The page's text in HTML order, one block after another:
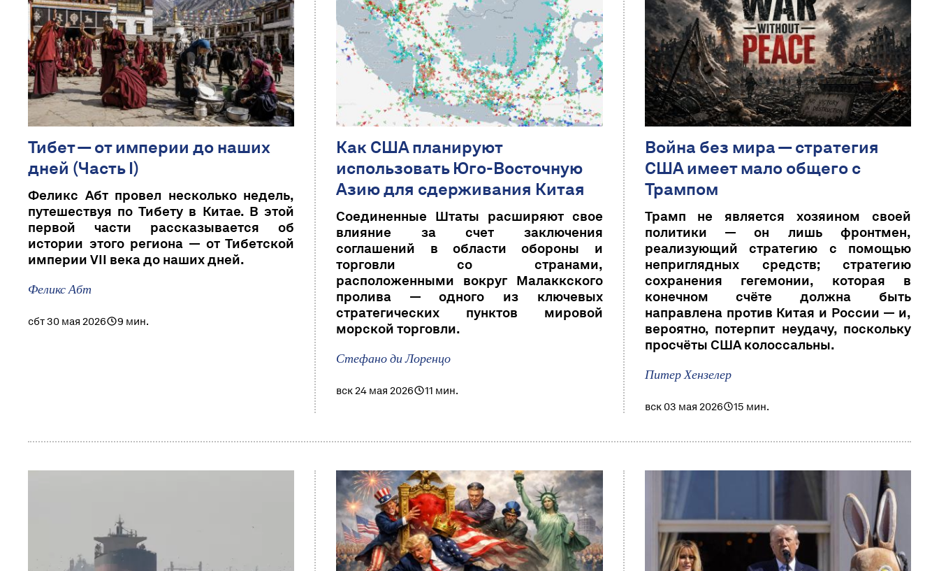
Тибет — от империи до наших
дней (Часть I)
Феликс Абт провел несколько недель,
путешествуя по Тибету в Китае. В этой
первой части рассказывается об
истории этого региона — от Тибетской
империи VII века до наших дней.
Феликс Абт
сбт 30 мая 2026 9 мин.
Как США планируют
использовать Юго-Восточную
Азию для сдерживания Китая
Соединенные Штаты расширяют свое
влияние за счет заключения
соглашений в области обороны и
торговли со странами,
расположенными вокруг Малаккского
пролива — одного из ключевых
стратегических пунктов мировой
морской торговли.
Стефано ди Лоренцо
вск 24 мая 2026 11 мин.
Война без мира — стратегия
США имеет мало общего с
Трампом
Трамп не является хозяином своей
политики — он лишь фронтмен,
реализующий стратегию с помощью
неприглядных средств; стратегию
сохранения гегемонии, которая в
конечном счёте должна быть
направлена против Китая и России — и,
вероятно, потерпит неудачу, поскольку
просчёты США колоссальны.
Питер Хензелер
вск 03 мая 2026 15 мин.